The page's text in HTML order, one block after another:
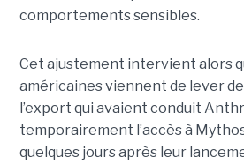
comportements sensibles.
Cet ajustement intervient alors
américaines viennent de lever
l’export qui avaient conduit
temporairement l’accès à
quelques jours après leur